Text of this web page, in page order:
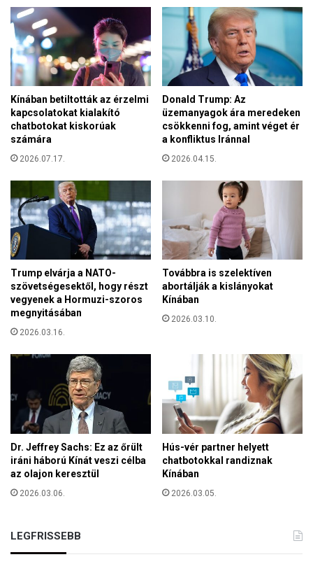
é
t
é
g
é
n
f
i
g
y
e
l
m
e
z
t
e
t
t
:
a
s
v
é
d
é
s
n
A
T
O
c
t
l
Kínában betiltották az érzelmi
kapcsolatokat kialakító
chatbotokat kiskorúak
számára
2026.07.17.
Donald Trump: Az
üzemanyagok ára meredeken
csökkenni fog, amint véget ér
a konfliktus Iránnal
2026.04.15.
Trump elvárja a NATO-
szövetségesektől, hogy részt
vegyenek a Hormuzi-szoros
megnyitásában
2026.03.16.
Továbbra is szelektíven
abortálják a kislányokat
Kínában
2026.03.10.
Dr. Jeffrey Sachs: Ez az őrült
iráni háború Kínát veszi célba
az olajon keresztül
2026.03.06.
Hús-vér partner helyett
chatbotokkal randiznak
Kínában
2026.03.05.
LEGFRISSEBB